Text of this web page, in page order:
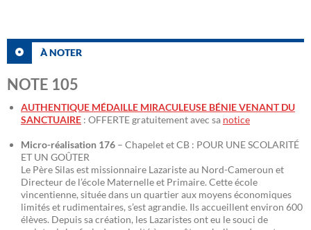
À NOTER
NOTE 105
AUTHENTIQUE MÉDAILLE MIRACULEUSE BÉNIE VENANT DU
SANCTUAIRE : OFFERTE gratuitement avec sa notice
Micro-réalisation 176 – Chapelet et CB : POUR UNE SCOLARITÉ
ET UN GOÛTER
Le Père Silas est missionnaire Lazariste au Nord-Cameroun et
Directeur de l’école Maternelle et Primaire. Cette école
vincentienne, située dans un quartier aux moyens économiques
limités et rudimentaires, s’est agrandie. Ils accueillent environ 600
élèves. Depuis sa création, les Lazaristes ont eu le souci de